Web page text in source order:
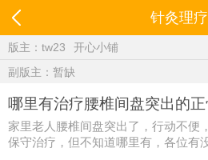
针灸理疗
版主： tw23
开心小铺
副版主：暂缺